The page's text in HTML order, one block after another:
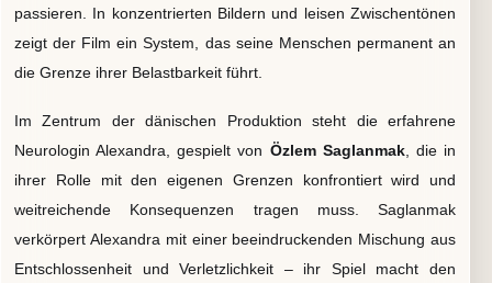
passieren. In konzentrierten Bildern und leisen Zwischentönen
zeigt der Film ein System, das seine Menschen permanent an
die Grenze ihrer Belastbarkeit führt.
Im Zentrum der dänischen Produktion steht die erfahrene
Neurologin Alexandra, gespielt von Özlem Saglanmak, die in
ihrer Rolle mit den eigenen Grenzen konfrontiert wird und
weitreichende Konsequenzen tragen muss. Saglanmak
verkörpert Alexandra mit einer beeindruckenden Mischung aus
Entschlossenheit und Verletzlichkeit – ihr Spiel macht den